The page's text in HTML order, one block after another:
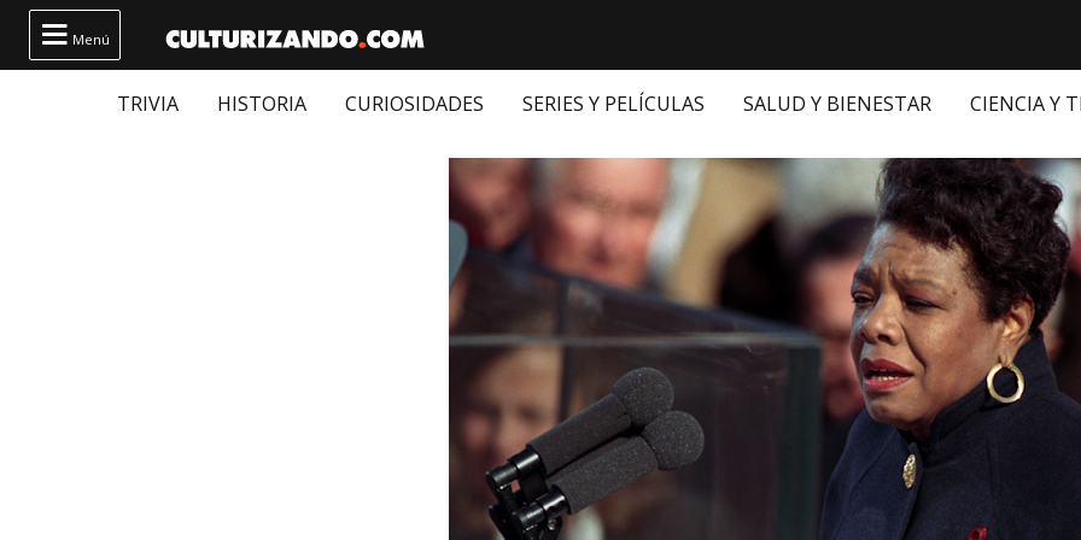
 Menú
TRIVIA HISTORIA CURIOSIDADES SERIES Y PELÍCULAS SALUD Y BIENESTAR CIENCIA Y